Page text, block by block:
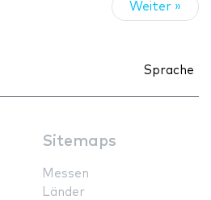
Weiter »
Sprache
Sitemaps
Messen
Länder